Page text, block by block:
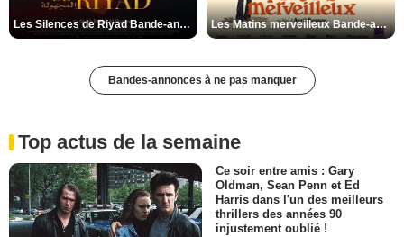
Les Silences de Riyad Bande-annonce VO STFR Les Matins merveilleux Bande-annonce VF
Bandes-annonces à ne pas manquer
Top actus de la semaine
Ce soir entre amis : Gary
Oldman, Sean Penn et Ed
Harris dans l'un des meilleurs
thrillers des années 90
injustement oublié !